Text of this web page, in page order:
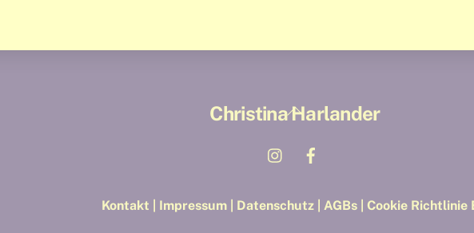
Back
Top
Christina Harlander
Instagram
Kontakt | Impressum | Datenschutz | AGBs | Cookie Richtlinie